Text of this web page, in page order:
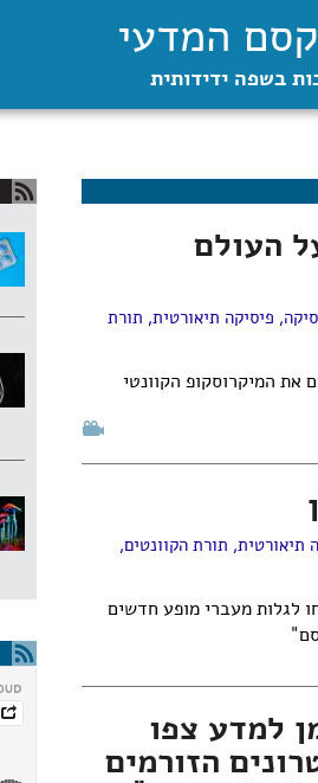
המדעי
בשפה ידידותית
העולם
, פיסיקה תיאורטית, תורת
את המיקרוסקופ הקוונטי
תיאורטית, תורת הקוונטים,
לגלות מעברי מופע חדשים
למדע צפו
הזורמים